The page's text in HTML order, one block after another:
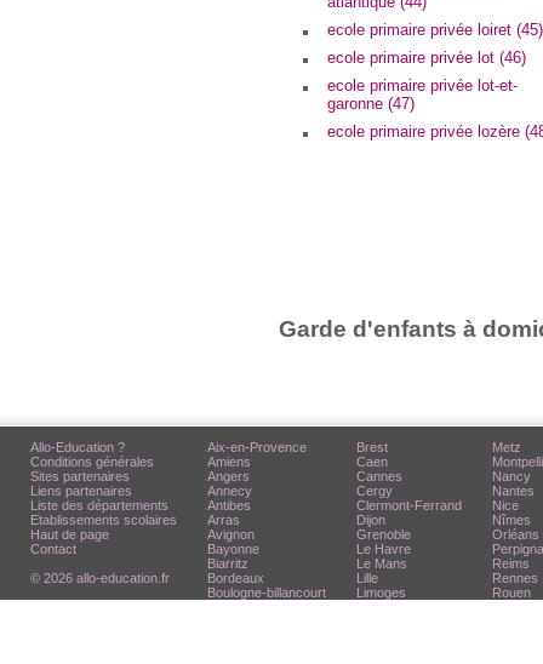
ecole primaire privée loiret (45)
ecole primaire privée lot (46)
ecole primaire privée lot-et-
garonne (47)
ecole primaire privée lozère
Garde d'enfants à
Allo-Education ?
Conditions générales
Sites partenaires
Liens partenaires
Liste des départements
Etablissements scolaires
Haut de page
Contact
© 2026 allo-education.fr
Aix-en-Provence
Amiens
Angers
Annecy
Antibes
Arras
Avignon
Bayonne
Biarritz
Bordeaux
Boulogne-billancourt
Brest
Caen
Cannes
Cergy
Clermont-Ferrand
Dijon
Grenoble
Le Havre
Le Mans
Lille
Limoges
Metz
Nancy
Nantes
Nice
Nîmes
Orléans
Reims
Rennes
Rouen